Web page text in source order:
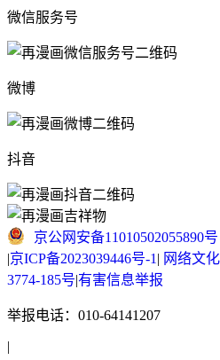
微信服务号
微博
抖音
京公网安备11010502055890号
|京ICP备2023039446号-1 | 网络文
3774-185号|有害信息举报
举报电话：010-64141207
|